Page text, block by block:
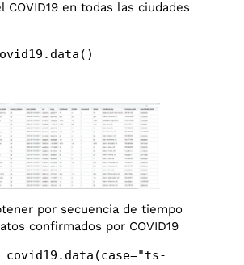
COVID19 en todas las ciudades
por secuencia de tiempo
confirmados por COVID19
covid19.data(case="ts-